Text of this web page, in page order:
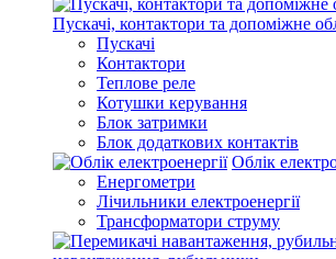
Пускачі, контактори та допоміжне
Пускачі
Контактори
Теплове реле
Котушки керування
Блок затримки
Блок додаткових контактів
Облік
Енергометри
Лічильники електроенергії
Трансформатори струму